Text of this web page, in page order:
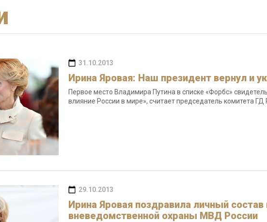
31.10.2013
Ирина Яровая: Наш президент вернул и
Первое место Владимира Путина в списке «Форбс»
влияние России в мире», считает председатель комитета
29.10.2013
Ирина Яровая поздравила личный
вневедомственной охраны МВД России